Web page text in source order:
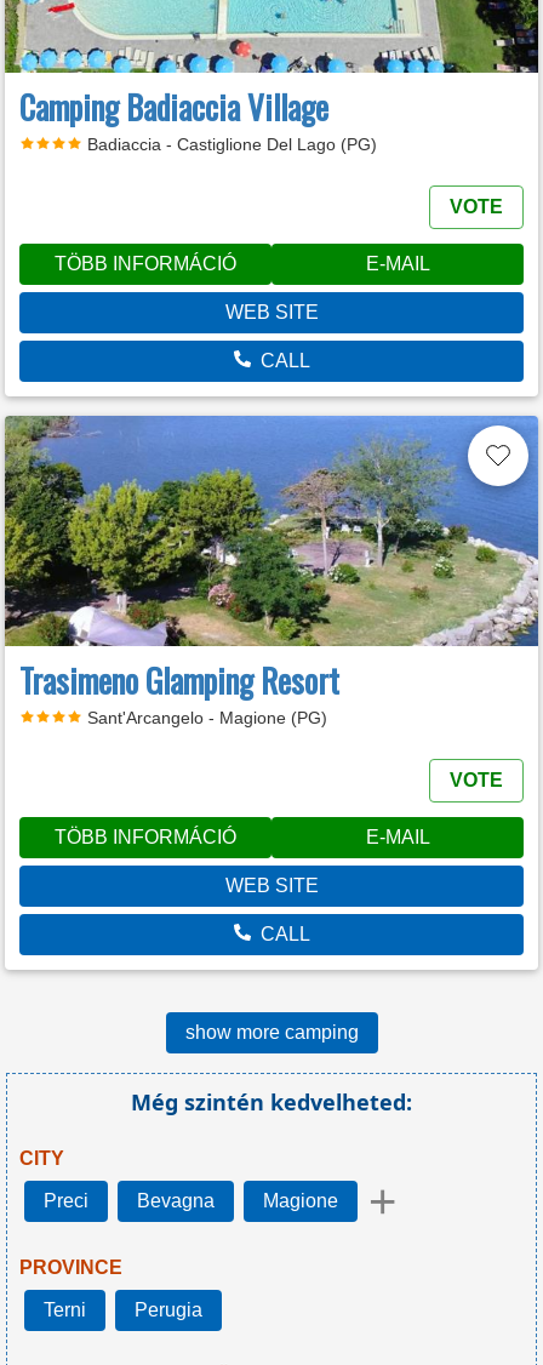
Camping Badiaccia Village
Badiaccia - Castiglione Del Lago (PG)
VOTE
TÖBB INFORMÁCIÓ E-MAIL
WEB SITE
CALL
Trasimeno Glamping Resort
Sant'Arcangelo - Magione (PG)
VOTE
TÖBB INFORMÁCIÓ E-MAIL
WEB SITE
CALL
show more camping
Még szintén kedvelheted:
CITY
Preci Bevagna Magione +
PROVINCE
Terni Perugia